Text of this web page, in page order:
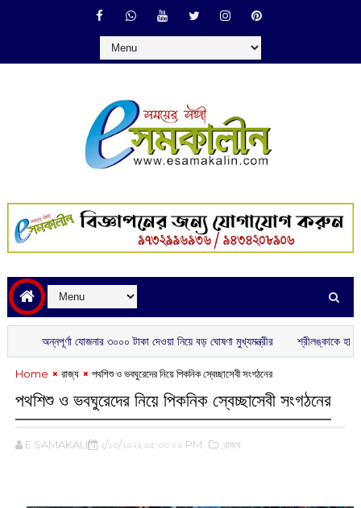
অন্নপূর্ণা যোজনার ৩০০০ টাকা দেওয়া নিয়ে বড় ঘোষণা মুখ্যমন্ত্রীর শ্রীলঙ্কাকে হারাতে বিশেষ
Home রাজ্য পথশিশু ও ভবঘুরেদের নিয়ে পিকনিক স্বেচ্ছাসেবী সংগঠনের
পথশিশু ও ভবঘুরেদের নিয়ে পিকনিক স্বেচ্ছাসেবী সংগঠনের
E SAMAKALIN ২/১৩/২০২২ ০৫:৩৩:০০ PM ,রাজ্য